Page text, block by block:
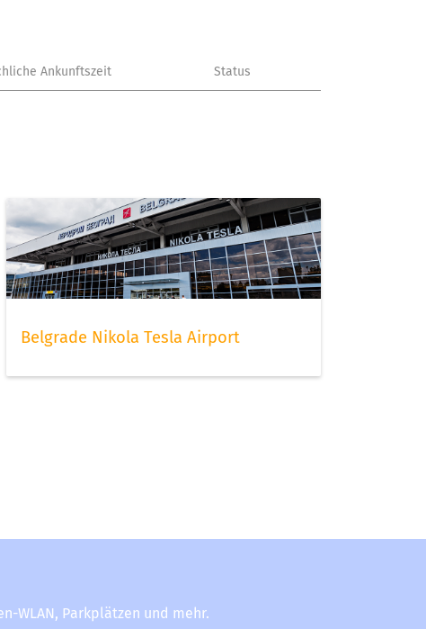
Ankunftszeit Status
Belgrade Nikola Tesla Airport
WLAN, Parkplätzen und mehr.